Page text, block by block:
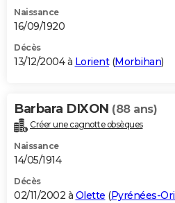
Naissance
16/09/1920
Décès
13/12/2004 à Lorient(Morbihan)
Barbara DIXON (88 ans)
Créer une cagnotte obsèques
Naissance
14/05/1914
Décès
02/11/2002 à Olette (Pyrénées-